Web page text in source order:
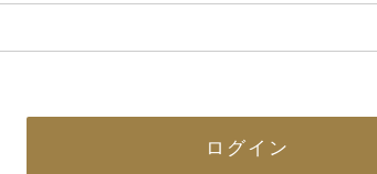
須)
ログイン